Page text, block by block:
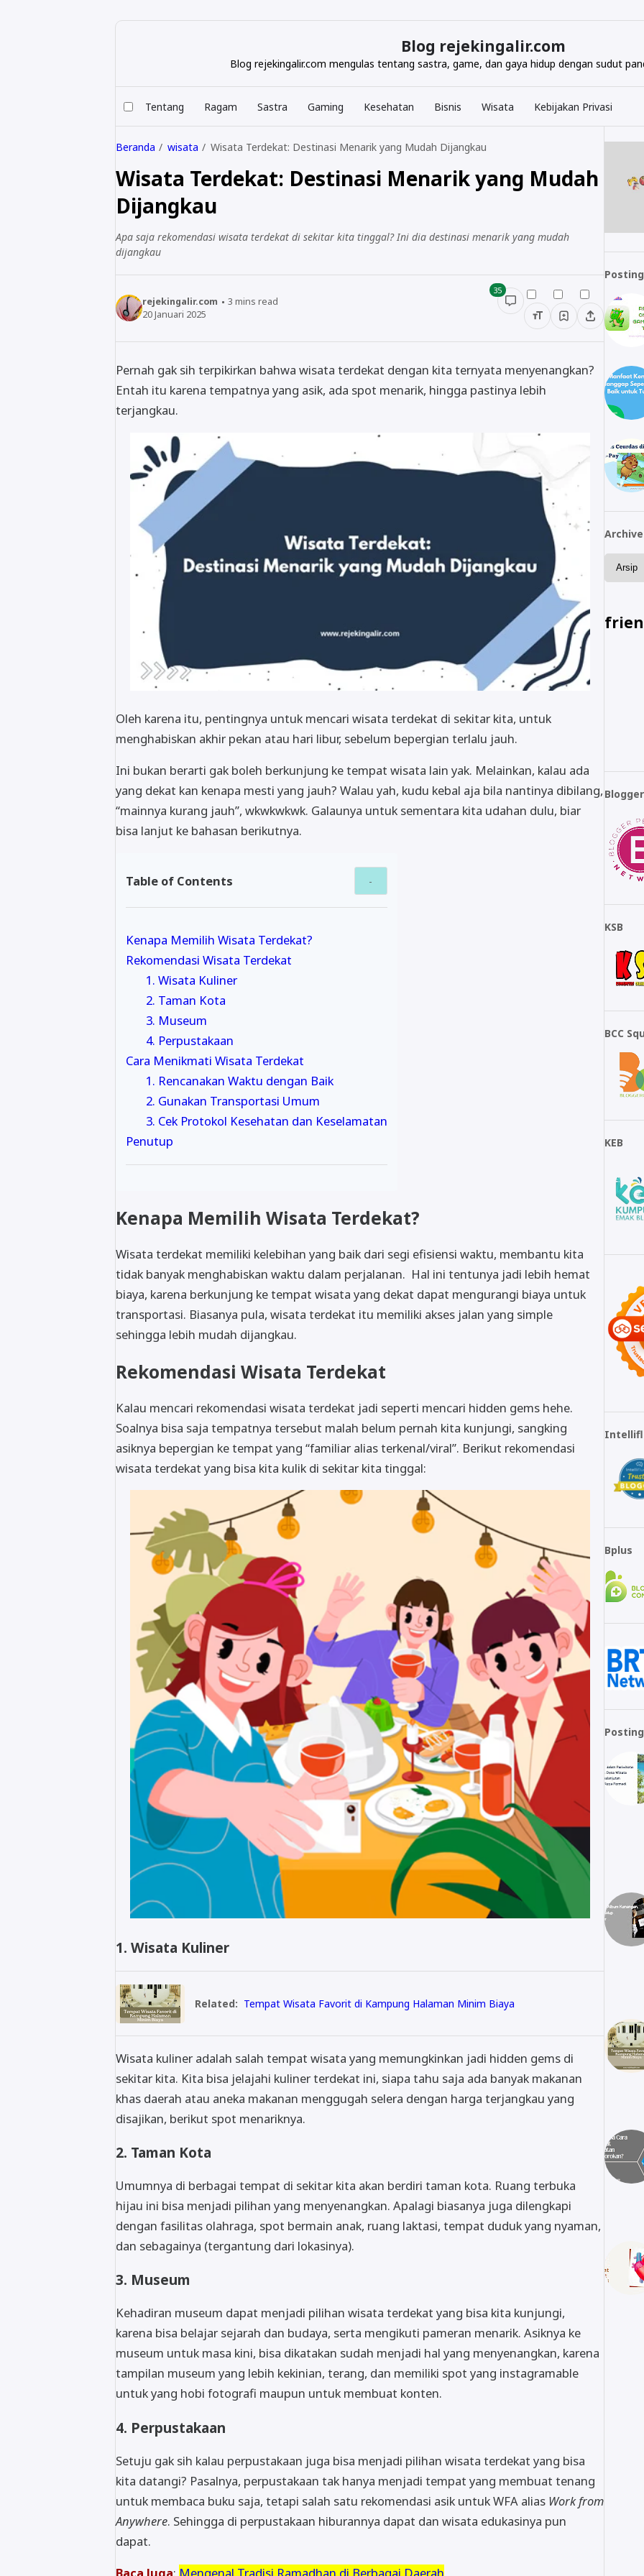
Blog rejekingalir.com
Blog rejekingalir.com mengulas tentang sastra, game, dan gaya hidup dengan sudut
Tentang Ragam Sastra Gaming Kesehatan Bisnis Wisata Kebijakan Privasi
Beranda wisata Wisata Terdekat: Destinasi Menarik yang Mudah Dijangkau
Wisata Terdekat: Destinasi Menarik yang Mudah
Dijangkau
Apa saja rekomendasi wisata terdekat di sekitar kita tinggal? Ini dia destinasi menarik yang mudah
dijangkau
rejekingalir.com 3 mins read
20 Januari 2025
35
Pernah gak sih terpikirkan bahwa wisata terdekat dengan kita ternyata menyenangkan?
Entah itu karena tempatnya yang asik, ada spot menarik, hingga pastinya lebih
terjangkau.
Oleh karena itu, pentingnya untuk mencari wisata terdekat di sekitar kita, untuk
menghabiskan akhir pekan atau hari libur, sebelum bepergian terlalu jauh.
Ini bukan berarti gak boleh berkunjung ke tempat wisata lain yak. Melainkan, kalau ada
yang dekat kan kenapa mesti yang jauh? Walau yah, kudu kebal aja bila nantinya dibilang,
“mainnya kurang jauh”, wkwkwkwk. Galaunya untuk sementara kita udahan dulu, biar
bisa lanjut ke bahasan berikutnya.
Table of Contents
Kenapa Memilih Wisata Terdekat?
Rekomendasi Wisata Terdekat
1. Wisata Kuliner
2. Taman Kota
3. Museum
4. Perpustakaan
Cara Menikmati Wisata Terdekat
1. Rencanakan Waktu dengan Baik
2. Gunakan Transportasi Umum
3. Cek Protokol Kesehatan dan Keselamatan
Penutup
Kenapa Memilih Wisata Terdekat?
Wisata terdekat memiliki kelebihan yang baik dari segi efisiensi waktu, membantu kita
tidak banyak menghabiskan waktu dalam perjalanan. Hal ini tentunya jadi lebih hemat
biaya, karena berkunjung ke tempat wisata yang dekat dapat mengurangi biaya untuk
transportasi. Biasanya pula, wisata terdekat itu memiliki akses jalan yang simple
sehingga lebih mudah dijangkau.
Rekomendasi Wisata Terdekat
Kalau mencari rekomendasi wisata terdekat jadi seperti mencari hidden gems hehe.
Soalnya bisa saja tempatnya tersebut malah belum pernah kita kunjungi, sangking
asiknya bepergian ke tempat yang “familiar alias terkenal/viral”. Berikut rekomendasi
wisata terdekat yang bisa kita kulik di sekitar kita tinggal:
1. Wisata Kuliner
Related: Tempat Wisata Favorit di Kampung Halaman Minim Biaya
Wisata kuliner adalah salah tempat wisata yang memungkinkan jadi hidden gems di
sekitar kita. Kita bisa jelajahi kuliner terdekat ini, siapa tahu saja ada banyak makanan
khas daerah atau aneka makanan menggugah selera dengan harga terjangkau yang
disajikan, berikut spot menariknya.
2. Taman Kota
Umumnya di berbagai tempat di sekitar kita akan berdiri taman kota. Ruang terbuka
hijau ini bisa menjadi pilihan yang menyenangkan. Apalagi biasanya juga dilengkapi
dengan fasilitas olahraga, spot bermain anak, ruang laktasi, tempat duduk yang nyaman,
dan sebagainya (tergantung dari lokasinya).
3. Museum
Kehadiran museum dapat menjadi pilihan wisata terdekat yang bisa kita kunjungi,
karena bisa belajar sejarah dan budaya, serta mengikuti pameran menarik. Asiknya ke
museum untuk masa kini, bisa dikatakan sudah menjadi hal yang menyenangkan, karena
tampilan museum yang lebih kekinian, terang, dan memiliki spot yang instagramable
untuk yang hobi fotografi maupun untuk membuat konten.
4. Perpustakaan
Setuju gak sih kalau perpustakaan juga bisa menjadi pilihan wisata terdekat yang bisa
kita datangi? Pasalnya, perpustakaan tak hanya menjadi tempat yang membuat tenang
untuk membaca buku saja, tetapi salah satu rekomendasi asik untuk WFA alias Work from
Anywhere. Sehingga di perpustakaan hiburannya dapat dan wisata edukasinya pun
dapat.
Archive
KSB
BCC
KEB
Bplus